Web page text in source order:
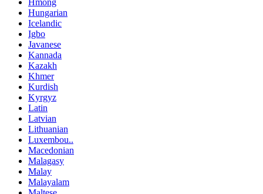
Hungarian
Icelandic
Igbo
Javanese
Kannada
Kazakh
Khmer
Kurdish
Kyrgyz
Latin
Latvian
Lithuanian
Luxembou..
Macedonian
Malagasy
Malay
Malayalam